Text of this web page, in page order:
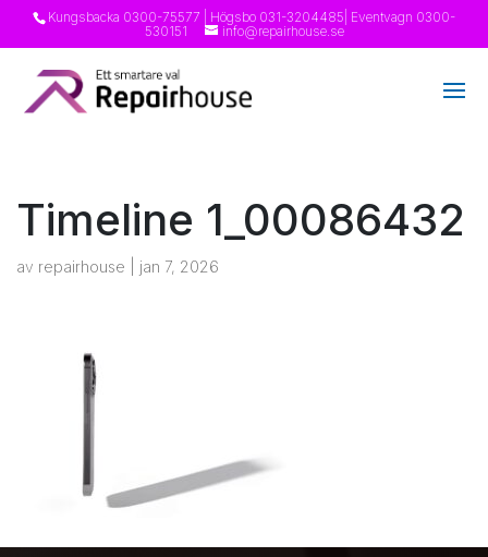
Kungsbacka 0300-75577 | Högsbo 031-3204485 | Eventvagn 0300-
530151
info@repairhouse.se
Timeline 1_00086432
av repairhouse jan 7, 2026